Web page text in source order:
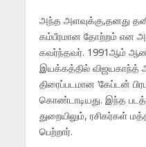
அந்த அளவுக்கு,தனது
கம்பீரமான தோற்றம் என
கவர்ந்தவர். 1991ஆம்
இயக்கத்தில் விஜயகாந்த்
திரைப்படமான ‘கேப்டன்
கொண்டாடியது. இந்த
துறையிலும், ரசிகர்கள்
பெற்றார்.